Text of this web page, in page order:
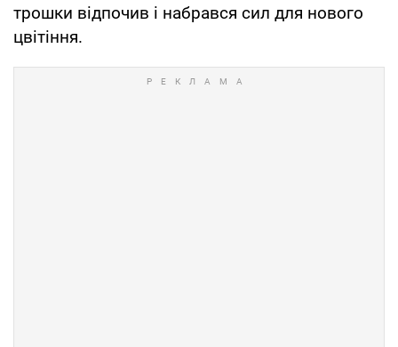
трошки відпочив і набрався сил для нового
цвітіння.